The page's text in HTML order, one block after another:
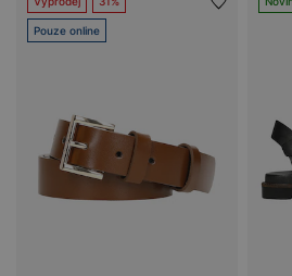
Pouze online